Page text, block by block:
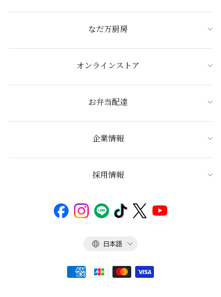
なだ万厨房
オンラインストア
お弁当配達
企業情報
採用情報
言
日本語